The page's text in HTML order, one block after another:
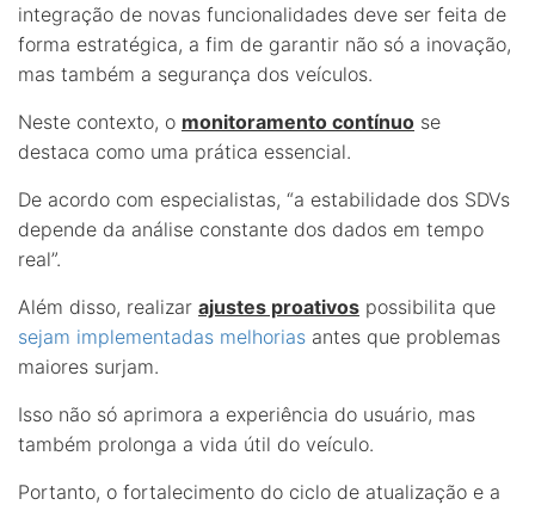
integração de novas funcionalidades deve ser feita de
forma estratégica, a fim de garantir não só a inovação,
mas também a segurança dos veículos.
Neste contexto, o monitoramento contínuo se
destaca como uma prática essencial.
De acordo com especialistas, “a estabilidade dos SDVs
depende da análise constante dos dados em tempo
real”.
Além disso, realizar ajustes proativos possibilita que
sejam implementadas melhorias antes que problemas
maiores surjam.
Isso não só aprimora a experiência do usuário, mas
também prolonga a vida útil do veículo.
Portanto, o fortalecimento do ciclo de atualização e a